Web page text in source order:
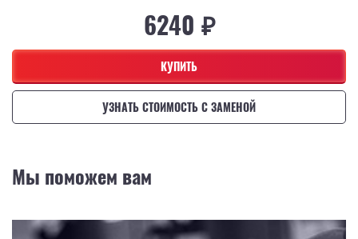
6240 ₽
КУПИТЬ
УЗНАТЬ СТОИМОСТЬ С ЗАМЕНОЙ
Мы поможем вам